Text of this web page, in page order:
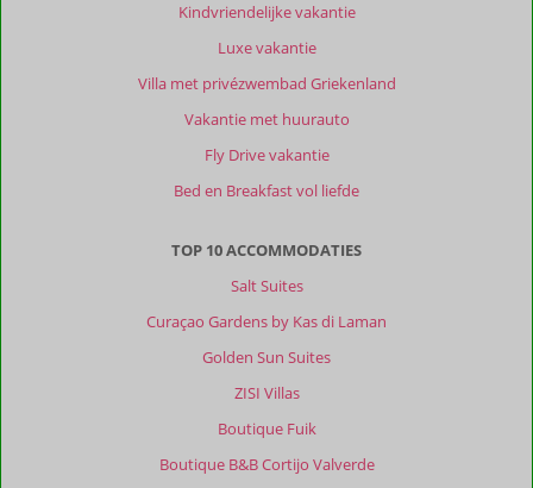
Kindvriendelijke vakantie
Luxe vakantie
Villa met privézwembad Griekenland
Vakantie met huurauto
Fly Drive vakantie
Bed en Breakfast vol liefde
TOP 10 ACCOMMODATIES
Salt Suites
Curaçao Gardens by Kas di Laman
Golden Sun Suites
ZISI Villas
Boutique Fuik
Boutique B&B Cortijo Valverde